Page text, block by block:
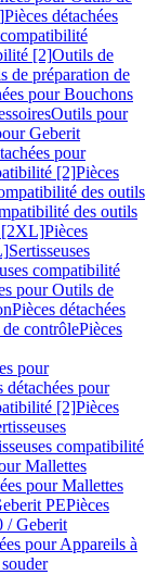
Pièces détachées
compatibilité
[2]Outils de
de préparation de
pour Bouchons
Outils pour
Geberit
pour
[2]Pièces
des outils
des outils
[2XL]Pièces
Sertisseuses
compatibilité
pour Outils de
Pièces détachées
contrôlePièces
pour
détachées pour
[2]Pièces
compatibilité
Mallettes
pour Mallettes
PEPièces
/ Geberit
pour Appareils à